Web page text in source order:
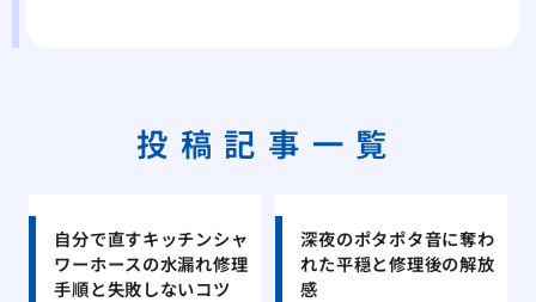
投稿記事一覧
自分で直すキッチンシャ
ワーホースの水漏れ修理
手順と失敗しないコツ
深夜のポタポタ音に奪わ
れた平穏と修理後の解放
感